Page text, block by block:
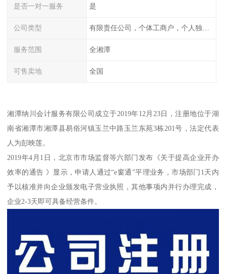
是否一对一服务 是
公司类型
服务范围 全湘潭
可售卖地 全国
湘潭纳川会计服务有限公司成立于2019年12月23日，注册地位于湖
南省湘潭市湘潭县易俗河镇玉兰中路玉兰东苑3栋201号，法定代表
人为彭映莲。
2019年4月1日，北京市市场监督等六部门发布《关于提高企业开办
效率的通告 》显示，申请人通过“e窗通”平理业务，市场部门1天内
予以核准并向企业颁发电子营业执照，其他事项内并行办理完成，
企业2-3天即可具备经营条件。